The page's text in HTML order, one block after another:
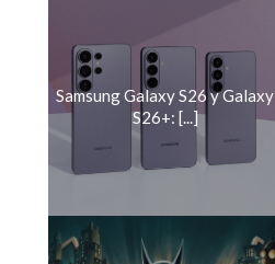
Samsung Galaxy S26 y Galaxy
S26+: [...]